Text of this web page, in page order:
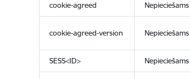
cookie-agreed Nepieciešams
cookie-agreed-version Nepieciešams
SESS<ID> Nepieciešams